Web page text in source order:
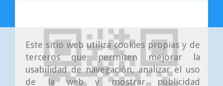
Este sitio web utiliza cookies propias y de
terceros que permiten mejorar la
usabilidad de navegación, analizar el uso
de la web y mostrar publicidad